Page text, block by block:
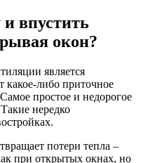
впустить
окон?
является
какое-либо приточное
простое и недорогое
нередко
потери тепла –
при открытых окнах, но